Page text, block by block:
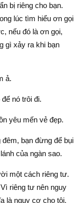
bị riêng cho bạn.
lúc tìm hiểu ơn gọi
nếu đó là ơn gọi,
gì xảy ra khi bạn
ả.
nó trôi đi.
yêu mến vẻ đẹp.
bạn đừng để bụi
của ngàn sao.
một cách riêng tư.
riêng tư nên nguy
là nguy cơ cho tôi.